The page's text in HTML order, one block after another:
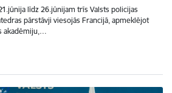
līdz 26.jūnijam trīs Valsts policijas
pārstāvji viesojās Francijā, apmeklējot
akadēmiju,…